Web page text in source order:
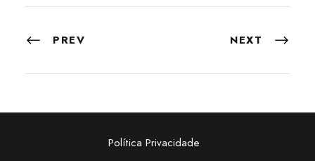
PREV NEXT
Política Privacidade